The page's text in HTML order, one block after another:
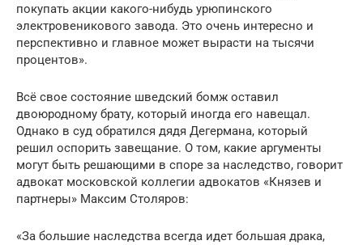
покупать акции какого-нибудь урюпинского
электровеникового завода. Это очень интересно и
перспективно и главное может вырасти на тысячи
процентов».
Всё свое состояние шведский бомж оставил
двоюродному брату, который иногда его навещал.
Однако в суд обратился дядя Дегермана, который
решил оспорить завещание. О том, какие аргументы
могут быть решающими в споре за наследство, говорит
адвокат московской коллегии адвокатов «Князев и
партнеры» Максим Столяров:
«За большие наследства всегда идет большая драка,